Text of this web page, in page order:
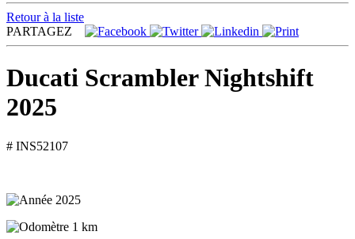
Retour à la liste
PARTAGEZ
Ducati Scrambler Nightshift
2025
# INS52107
2025
1 km